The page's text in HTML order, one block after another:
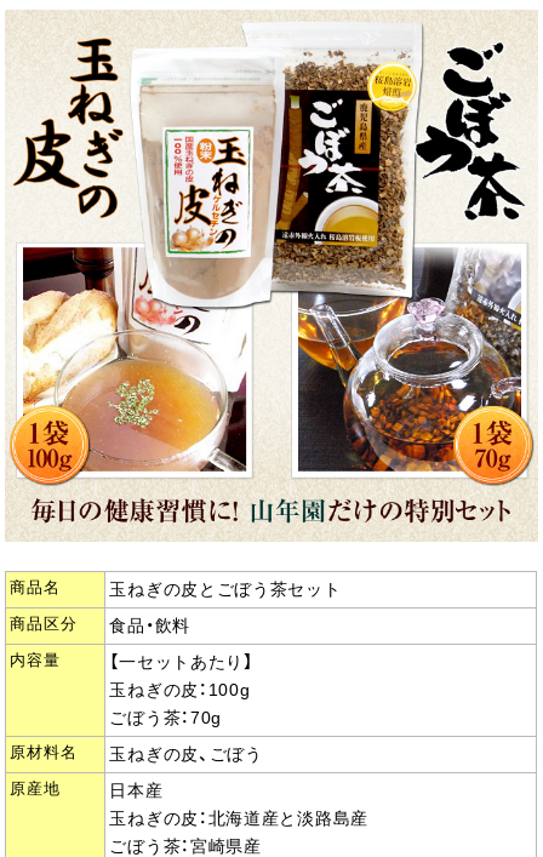
商品名 玉ねぎの皮とごぼう茶セット
商品区分 食品・飲料
内容量
【一セットあたり】
玉ねぎの皮：100g
ごぼう茶：70g
原材料名 玉ねぎの皮、ごぼう
原産地
日本産
玉ねぎの皮：北海道産と淡路島産
ごぼう茶：宮崎県産